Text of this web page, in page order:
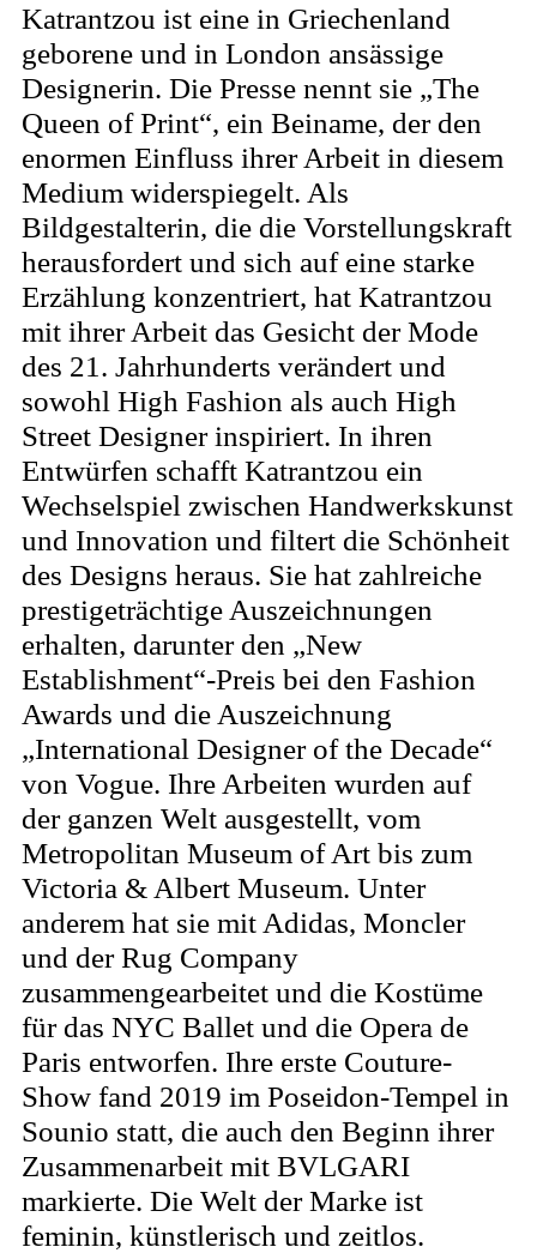
Katrantzou ist eine in Griechenland
geborene und in London ansässige
Designerin. Die Presse nennt sie „The
Queen of Print“, ein Beiname, der den
enormen Einfluss ihrer Arbeit in diesem
Medium widerspiegelt. Als
Bildgestalterin, die die Vorstellungskraft
herausfordert und sich auf eine starke
Erzählung konzentriert, hat Katrantzou
mit ihrer Arbeit das Gesicht der Mode
des 21. Jahrhunderts verändert und
sowohl High Fashion als auch High
Street Designer inspiriert. In ihren
Entwürfen schafft Katrantzou ein
Wechselspiel zwischen Handwerkskunst
und Innovation und filtert die Schönheit
des Designs heraus. Sie hat zahlreiche
prestigeträchtige Auszeichnungen
erhalten, darunter den „New
Establishment“-Preis bei den Fashion
Awards und die Auszeichnung
„International Designer of the Decade“
von Vogue. Ihre Arbeiten wurden auf
der ganzen Welt ausgestellt, vom
Metropolitan Museum of Art bis zum
Victoria & Albert Museum. Unter
anderem hat sie mit Adidas, Moncler
und der Rug Company
zusammengearbeitet und die Kostüme
für das NYC Ballet und die Opera de
Paris entworfen. Ihre erste Couture-
Show fand 2019 im Poseidon-Tempel in
Sounio statt, die auch den Beginn ihrer
Zusammenarbeit mit BVLGARI
markierte. Die Welt der Marke ist
feminin, künstlerisch und zeitlos.